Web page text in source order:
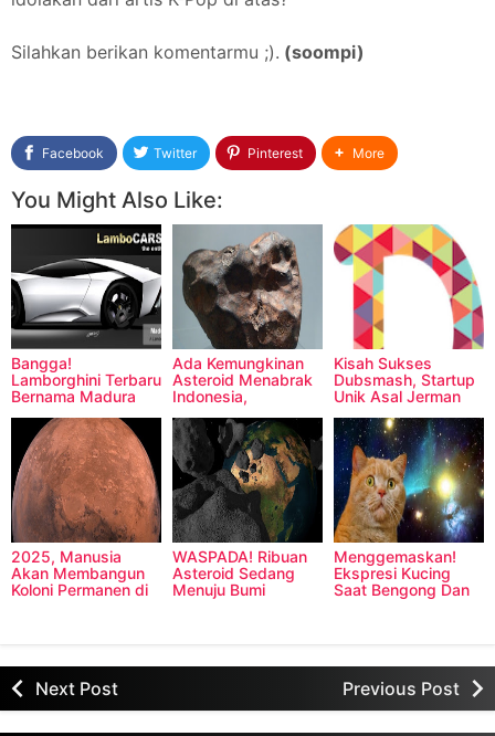
Silahkan berikan komentarmu ;). (soompi)
Facebook Twitter Pinterest More
You Might Also Like:
Bangga!
Lamborghini Terbaru
Bernama Madura
Ada Kemungkinan
Asteroid Menabrak
Indonesia,
Mengembangkan
Teknologi Ini
Kisah Sukses
Dubsmash, Startup
Unik Asal Jerman
2025, Manusia
Akan Membangun
Koloni Permanen di
WASPADA! Ribuan
Asteroid Sedang
Menuju Bumi
Menggemaskan!
Ekspresi Kucing
Saat Bengong Dan
Next Post Previous Post